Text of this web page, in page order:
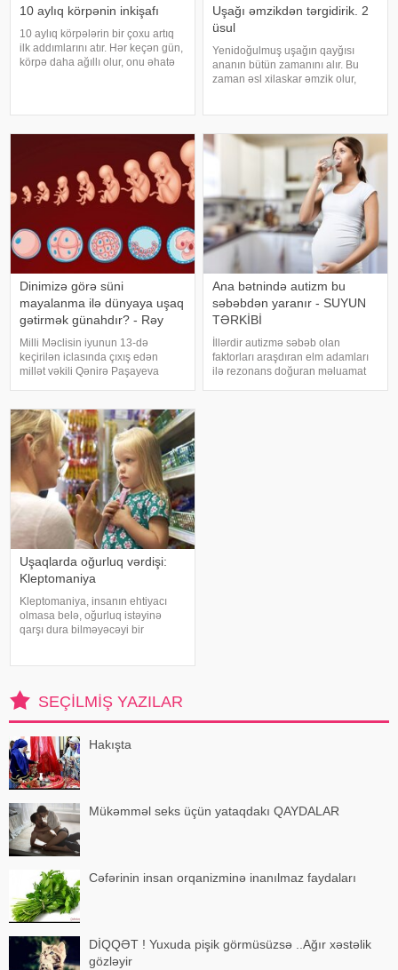
10 aylıq körpənin inkişafı
10 aylıq körpələrin bir çoxu artıq
ilk addımlarını atır. Hər keçən gün,
körpə daha ağıllı olur, onu əhatə
Uşağı əmzikdən tərgidirik. 2
üsul
Yenidoğulmuş uşağın qayğısı
ananın bütün zamanını alır. Bu
zaman əsl xilaskar əmzik olur,
zamanı gəlib çatır. Bunu necə
edək ki, əmzikl
Dinimizə görə süni
mayalanma ilə dünyaya uşaq
gətirmək günahdır? - Rəy
Milli Məclisin iyunun 13-də
keçirilən iclasında çıxış edən
millət vəkili Qənirə Paşayeva
artdığını diqqətə çatdırıb. Millət
vəkili "Reproduktiv sağlamlıq
haqqında"
Ana bətnində autizm bu
səbəbdən yaranır - SUYUN
TƏRKİBİ
İllərdir autizmə səbəb olan
faktorları araşdıran elm adamları
ilə rezonans doğuran məluamat
Uşaqlarda oğurluq vərdişi:
Kleptomaniya
Kleptomaniya, insanın ehtiyacı
olmasa belə, oğurluq istəyinə
qarşı dura bilməyəcəyi bir
uşaqlıq və yeniyetməli
SEÇILMIŞ YAZILAR
Hakışta
Mükəmməl seks üçün yataqdakı QAYDALAR
Cəfərinin insan orqanizminə inanılmaz faydaları
DİQQƏT ! Yuxuda pişik görmüsüzsə ..Ağır xəstəlik
gözləyir